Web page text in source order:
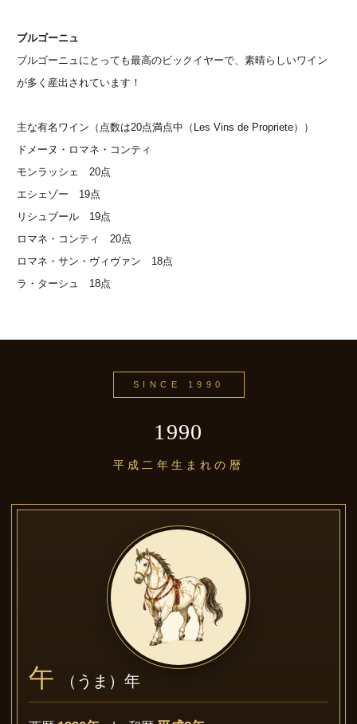
ブルゴーニュ
ブルゴーニュにとっても最高のビックイヤーで、素晴らしいワイン
が多く産出されています！
主な有名ワイン（点数は20点満点中（Les Vins de Propriete））
ドメーヌ・ロマネ・コンティ
モンラッシェ 20点
エシェゾー 19点
リシュブール 19点
ロマネ・コンティ 20点
ロマネ・サン・ヴィヴァン 18点
ラ・ターシュ 18点
SINCE 1990
1990
平成二年生まれの暦
午 （うま）年